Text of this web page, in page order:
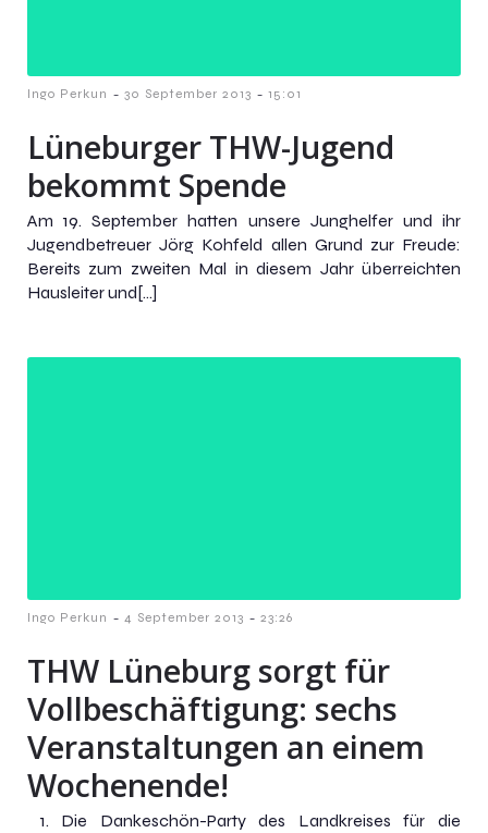
Ingo Perkun - 30 September 2013 - 15:01
Lüneburger THW-Jugend
bekommt Spende
Am 19. September hatten unsere Junghelfer und ihr
Jugendbetreuer Jörg Kohfeld allen Grund zur Freude:
Bereits zum zweiten Mal in diesem Jahr überreichten
Hausleiter und[…]
Ingo Perkun - 4 September 2013 - 23:26
THW Lüneburg sorgt für
Vollbeschäftigung: sechs
Veranstaltungen an einem
Wochenende!
1. Die Dankeschön-Party des Landkreises für die